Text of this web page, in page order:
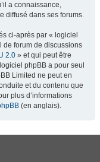
a connaissance,
diffusé dans ses forums.
ci-après par « logiciel
de forum de discussions
2.0 » et qui peut être
phpBB a pour seul
Limited ne peut en
et du contenu que
plus d’informations
(en anglais).